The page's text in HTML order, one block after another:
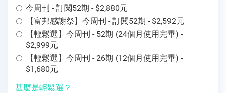
今周刊 - 訂閱52期 - $2,880元
【富邦感謝祭】今周刊 - 訂閱52期 - $2,592元
【輕鬆選】今周刊 - 52期 (24個月使用完畢) -
$2,999元
【輕鬆選】今周刊 - 26期 (12個月使用完畢) -
$1,680元
甚麼是輕鬆選？